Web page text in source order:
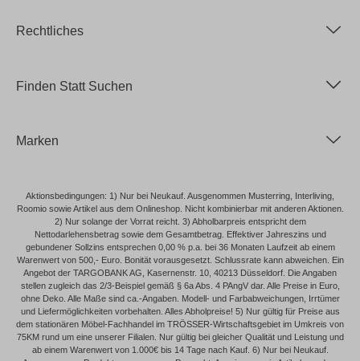
Rechtliches
Finden Statt Suchen
Marken
Aktionsbedingungen: 1) Nur bei Neukauf. Ausgenommen Musterring, Interliving,
Roomio sowie Artikel aus dem Onlineshop. Nicht kombinierbar mit anderen Aktionen.
2) Nur solange der Vorrat reicht. 3) Abholbarpreis entspricht dem
Nettodarlehensbetrag sowie dem Gesamtbetrag. Effektiver Jahreszins und
gebundener Sollzins entsprechen 0,00 % p.a. bei 36 Monaten Laufzeit ab einem
Warenwert von 500,- Euro. Bonität vorausgesetzt. Schlussrate kann abweichen. Ein
Angebot der TARGOBANK AG, Kasernenstr. 10, 40213 Düsseldorf. Die Angaben
stellen zugleich das 2/3-Beispiel gemäß § 6a Abs. 4 PAngV dar. Alle Preise in Euro,
ohne Deko. Alle Maße sind ca.-Angaben. Modell- und Farbabweichungen, Irrtümer
und Liefermöglichkeiten vorbehalten. Alles Abholpreise! 5) Nur gültig für Preise aus
dem stationären Möbel-Fachhandel im TRÖSSER-Wirtschaftsgebiet im Umkreis von
75KM rund um eine unserer Filialen. Nur gültig bei gleicher Qualität und Leistung und
ab einem Warenwert von 1.000€ bis 14 Tage nach Kauf. 6) Nur bei Neukauf.